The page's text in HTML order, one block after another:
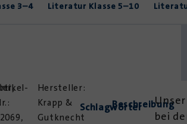
3–4 Literatur Klasse 5–10
,
Krapp &
Gutknecht
SchlagwörterBeschreibung
Unser
bei